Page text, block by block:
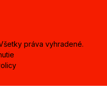
práva vyhradené.